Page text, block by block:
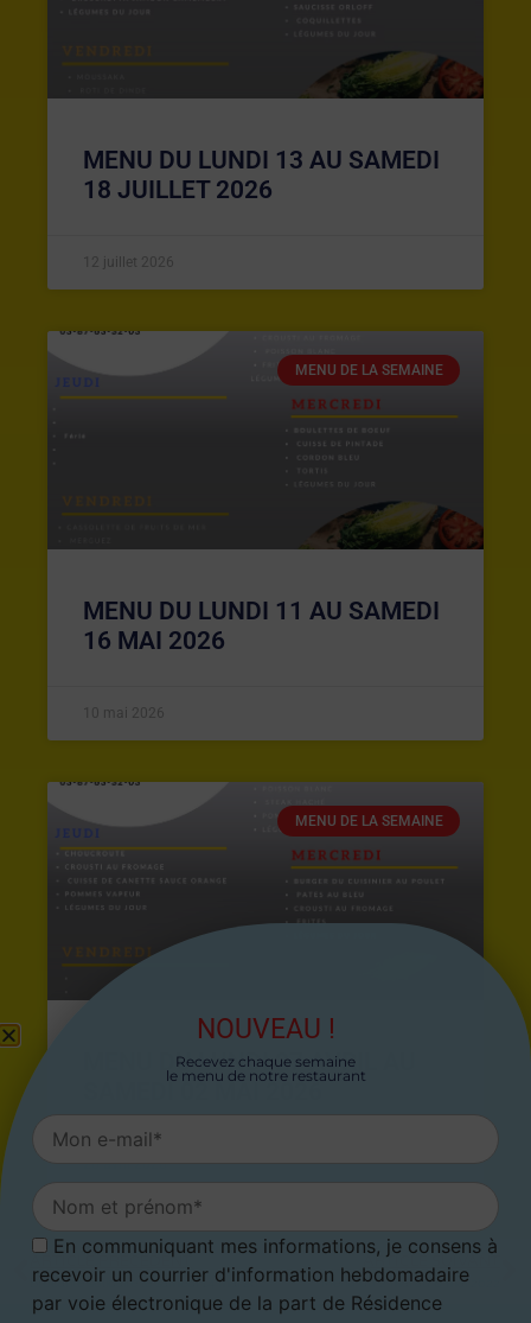
MENU DU LUNDI 13 AU SAMEDI
18 JUILLET 2026
12 juillet 2026
MENU DE LA SEMAINE
MENU DU LUNDI 11 AU SAMEDI
16 MAI 2026
10 mai 2026
MENU DE LA SEMAINE
MENU DU LUNDI 27 AVRIL AU
26 avril 2026
ARTICLE PRÉCÉDENT
Brocante solidaire le samedi 14 mai 2022
ARTICLE SUIVANT
Menu du 2 mai au 8 mai 2022
NOUVEAU !
Recevez chaque semaine
le menu de notre restaurant
En communiquant mes informations, je consens à
recevoir un courrier d'information hebdomadaire
par voie électronique de la part de Résidence